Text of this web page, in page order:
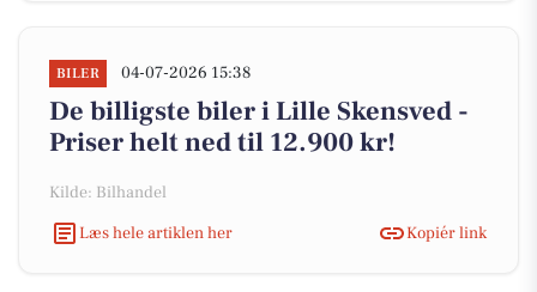
BILER 04-07-2026 15:38
De billigste biler i Lille Skensved -
Priser helt ned til 12.900 kr!
Kilde: Bilhandel
Læs hele artiklen her
Kopiér link